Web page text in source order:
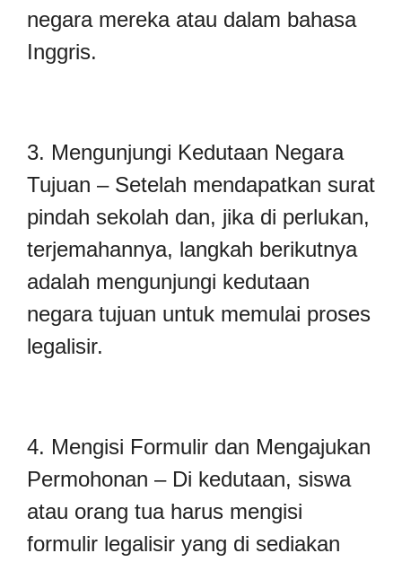
negara mereka atau dalam bahasa
Inggris.
3. Mengunjungi Kedutaan Negara
Tujuan – Setelah mendapatkan surat
pindah sekolah dan, jika di perlukan,
terjemahannya, langkah berikutnya
adalah mengunjungi kedutaan
negara tujuan untuk memulai proses
legalisir.
4. Mengisi Formulir dan Mengajukan
Permohonan – Di kedutaan, siswa
atau orang tua harus mengisi
formulir legalisir yang di sediakan